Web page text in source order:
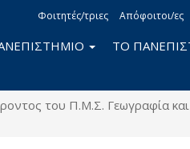
Φοιτητές/τριες Απόφοιτοι/ες
ΤΟ
του Π.Μ.Σ. Γεωγραφία